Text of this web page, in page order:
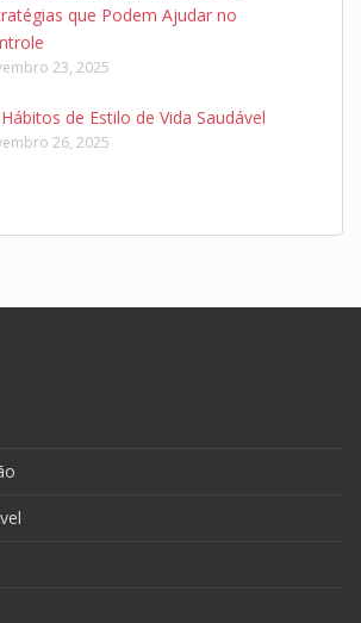
que Podem Ajudar no
23, 2025
de Estilo de Vida Saudável
26, 2025